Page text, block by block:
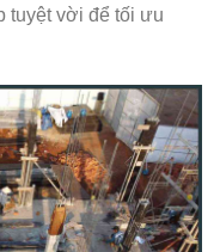
tuyệt vời để tối ưu